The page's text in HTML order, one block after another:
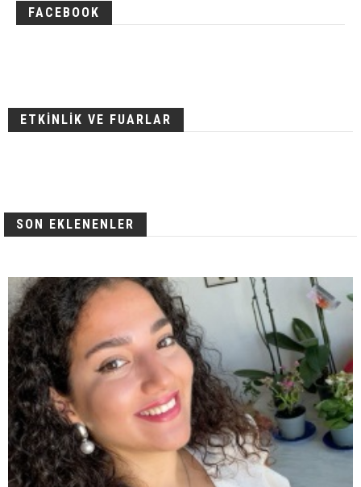
FACEBOOK
ETKİNLİK VE FUARLAR
SON EKLENENLER